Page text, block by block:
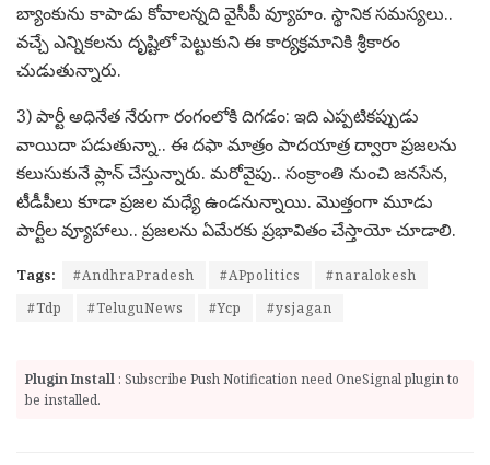
బ్యాంకును కాపాడు కోవాల‌న్నది వైసీపీ వ్యూహం. స్థానిక సమ‌స్య‌లు..
వ‌చ్చే ఎన్నిక‌ల‌ను దృష్టిలో పెట్టుకుని ఈ కార్య‌క్ర‌మానికి శ్రీకారం
చుడుతున్నారు.
3) పార్టీ అధినేత నేరుగా రంగంలోకి దిగ‌డం: ఇది ఎప్ప‌టిక‌ప్పుడు
వాయిదా ప‌డుతున్నా.. ఈ ద‌ఫా మాత్రం పాద‌యాత్ర ద్వారా ప్ర‌జ‌ల‌ను
క‌లుసుకునే ప్లాన్ చేస్తున్నారు. మ‌రోవైపు.. సంక్రాంతి నుంచి జ‌న‌సేన‌,
టీడీపీలు కూడా ప్ర‌జ‌ల మ‌ధ్యే ఉండ‌నున్నాయి. మొత్తంగా మూడు
పార్టీల వ్యూహాలు.. ప్ర‌జ‌లను ఏమేర‌కు ప్ర‌భావితం చేస్తాయో చూడాలి.
Tags: #AndhraPradesh #APpolitics
#naralokesh
#Tdp
#TeluguNews #Ycp #ysjagan
Plugin Install : Subscribe Push Notification need OneSignal plugin to
be installed.